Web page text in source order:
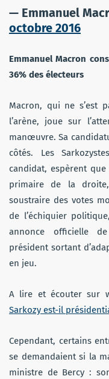
— Emmanuel
octobre 2016
Emmanuel Macron
36% des électeurs
Macron, qui ne s’est
l’arène, joue sur
manœuvre. Sa
côtés. Les
candidat, espèrent
primaire de la
soustraire des votes
de l’échiquier
annonce officielle
président sortant
en jeu.
A lire et écouter sur
Sarkozy est-il
Cependant, certains
se demandaient si la
ministre de Bercy :